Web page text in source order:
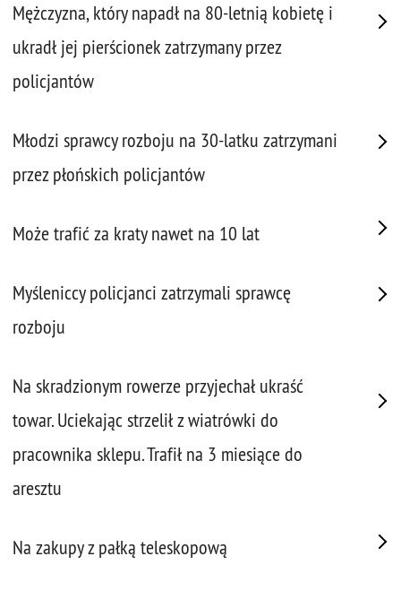
Mężczyzna, który napadł na 80-letnią kobietę i
ukradł jej pierścionek zatrzymany przez
policjantów
Młodzi sprawcy rozboju na 30-latku zatrzymani
przez płońskich policjantów
Może trafić za kraty nawet na 10 lat
Myśleniccy policjanci zatrzymali sprawcę
rozboju
Na skradzionym rowerze przyjechał ukraść
towar. Uciekając strzelił z wiatrówki do
pracownika sklepu. Trafił na 3 miesiące do
aresztu
Na zakupy z pałką teleskopową